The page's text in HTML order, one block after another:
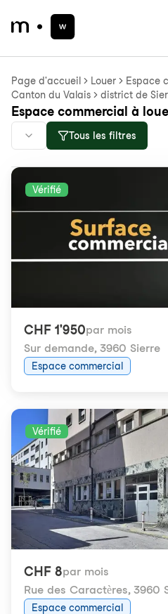
Page d'accueil Louer
Espace
Canton du Valais
district de
Espace commercial à
Tous les filtres
Vérifié
CHF 1'950par mois
Sur demande, 3960 Sierre
Espace commercial
Vérifié
CHF 8par mois
Rue des Caractères, 3960
Espace commercial